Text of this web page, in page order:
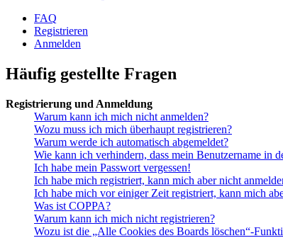
FAQ
Registrieren
Anmelden
Häufig gestellte Fragen
Registrierung und Anmeldung
Warum kann ich mich nicht anmelden?
Wozu muss ich mich überhaupt registrieren?
Warum werde ich automatisch abgemeldet?
Wie kann ich verhindern, dass mein Benutzername in
Ich habe mein Passwort vergessen!
Ich habe mich registriert, kann mich aber nicht
Ich habe mich vor einiger Zeit registriert, kann mich
Was ist COPPA?
Warum kann ich mich nicht registrieren?
Wozu ist die „Alle Cookies des Boards löschen“-